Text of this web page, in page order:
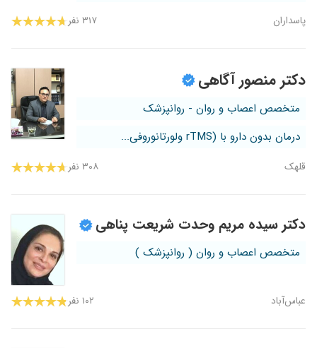
پاسداران ۳۱۷ نفر
دکتر منصور آگاهی
متخصص اعصاب و روان - روانپزشک
درمان بدون دارو با (rTMS ولورتانوروفی...
قلهک ۳۰۸ نفر
دکتر سیده مریم وحدت شریعت پناهی
متخصص اعصاب و روان ( روانپزشک )
عباس‌آباد ۱۰۲ نفر